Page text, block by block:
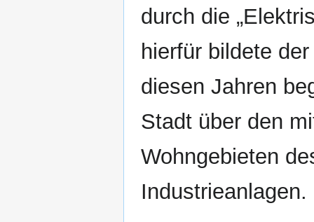
durch die
hierfür bildete
diesen Jahren
Stadt über den
Wohngebieten
Industrieanlagen.